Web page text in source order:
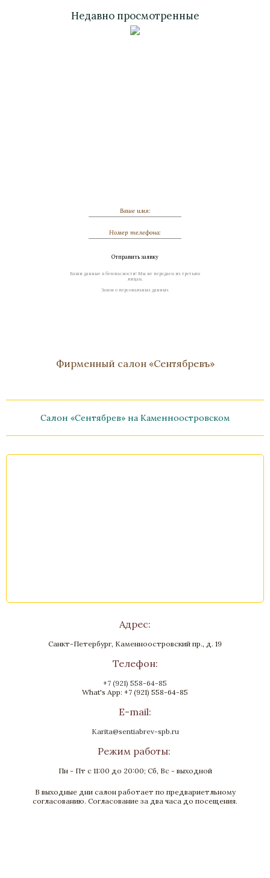
Недавно просмотренные
Отправить заявку
Ваши данные в безопасности! Мы не передаем их третьим
лицам.
Закон о персональных данных
Фирменный салон «Сентябревъ»
Салон «Сентябрев» на Каменноостровском
Адрес:
Санкт-Петербург, Каменноостровский пр., д. 19
Телефон:
+7 (921) 558-64-85
What's App: +7 (921) 558-64-85
E-mail:
Karita@sentiabrev-spb.ru
Режим работы:
Пн - Пт с 11:00 до 20:00; Сб, Вс - выходной
В выходные дни салон работает по предвариетльному
согласованию. Согласование за два часа до посещения.